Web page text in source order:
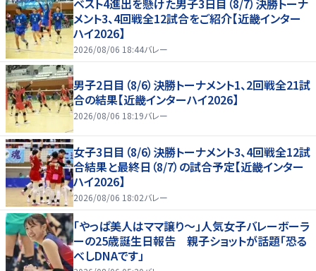
メント3、4回戦全12試合をご紹介【近畿インター
ハイ2026】
2026/08/06 18:44バレー
男子2日目（8/6）決勝トーナメント1、2回戦全21試
合の結果【近畿インターハイ2026】
2026/08/06 18:19バレー
女子3日目（8/6）決勝トーナメント3、4回戦全12試
合結果と最終日（8/7）の試合予定【近畿インター
ハイ2026】
2026/08/06 18:02バレー
「やっぱ美人はママ譲り～」人気女子バレーボーラ
ーの25歳誕生日報告 親子ショットが話題「恐る
べしDNAです」